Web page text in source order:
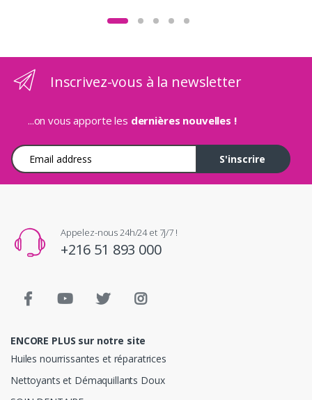
Inscrivez-vous à la newsletter
...on vous apporte les dernières nouvelles !
Adresse e-mail
S'inscrire
Appelez-nous 24h/24 et 7j/7 !
+216 51 893 000
ENCORE PLUS sur notre site
Huiles nourrissantes et réparatrices
Nettoyants et Démaquillants Doux